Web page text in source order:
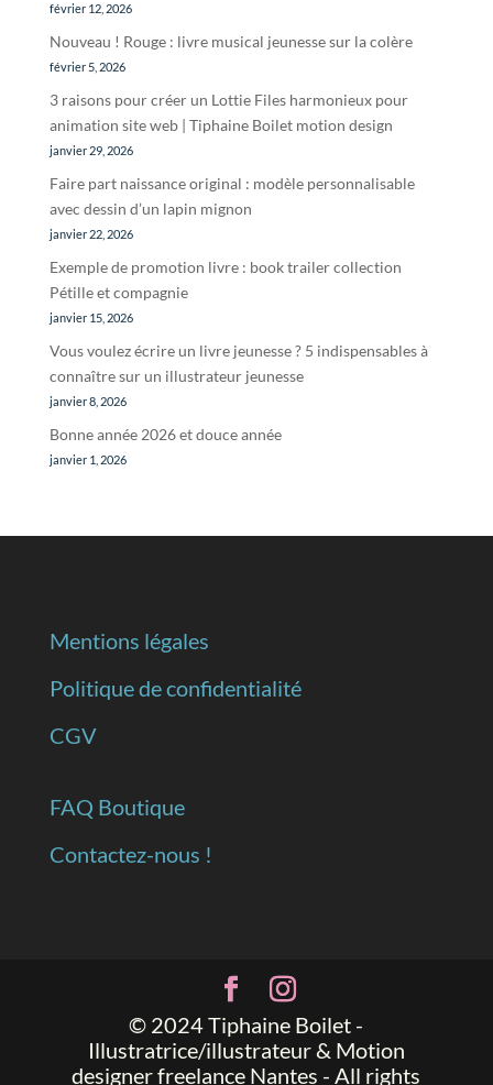
février 12, 2026
Nouveau ! Rouge : livre musical jeunesse sur la colère
février 5, 2026
3 raisons pour créer un Lottie Files harmonieux pour
animation site web | Tiphaine Boilet motion design
janvier 29, 2026
Faire part naissance original : modèle personnalisable
avec dessin d’un lapin mignon
janvier 22, 2026
Exemple de promotion livre : book trailer collection
Pétille et compagnie
janvier 15, 2026
Vous voulez écrire un livre jeunesse ? 5 indispensables à
connaître sur un illustrateur jeunesse
janvier 8, 2026
Bonne année 2026 et douce année
janvier 1, 2026
Mentions légales
Politique de confidentialité
CGV
FAQ Boutique
Contactez-nous !
© 2024 Tiphaine Boilet -
Illustratrice/illustrateur & Motion
designer freelance Nantes - All rights